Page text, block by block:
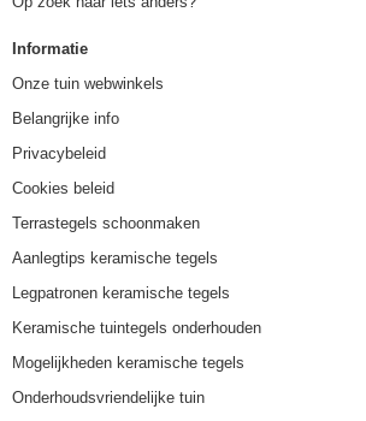
Informatie
Onze tuin webwinkels
Belangrijke info
Privacybeleid
Cookies beleid
Terrastegels schoonmaken
Aanlegtips keramische tegels
Legpatronen keramische tegels
Keramische tuintegels onderhouden
Mogelijkheden keramische tegels
Onderhoudsvriendelijke tuin